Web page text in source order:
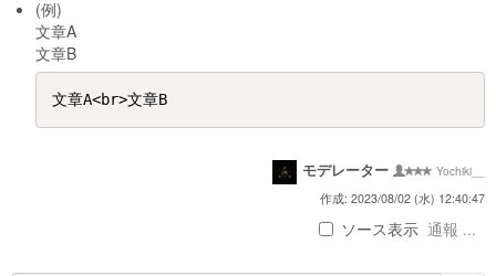
(例)
文章A
文章B
モデレーター
Yochiki__
作成: 2023/08/02 (水) 12:40:47
ソース表示 通報 ...